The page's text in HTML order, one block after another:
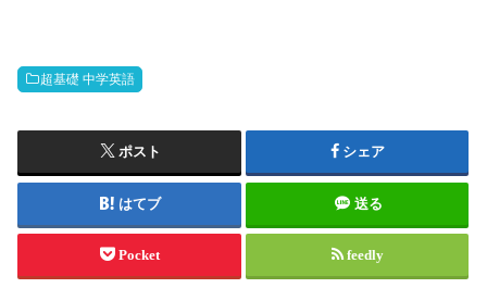
超基礎 中学英語
ポスト シェア
はてブ 送る
Pocket feedly